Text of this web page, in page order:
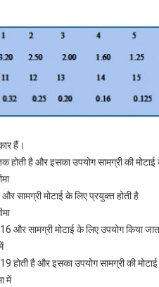
हैं।
है और इसका उपयोग सामग्री की मोटाई
सामग्री मोटाई के लिए प्रयुक्त होती है
और सामग्री मोटाई के लिए उपयोग किया
होती है और इसका उपयोग सामग्री की
में